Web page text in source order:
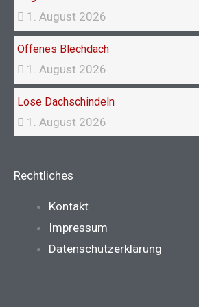
1. August 2026
Offenes Blechdach
1. August 2026
Lose Dachschindeln
1. August 2026
Rechtliches
Main
Menu
Kontakt
Impressum
Datenschutzerklärung